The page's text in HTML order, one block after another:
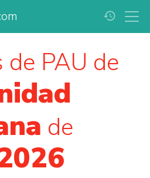
history
de PAU de
de